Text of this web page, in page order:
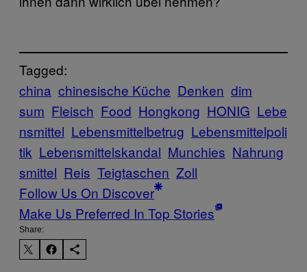
Tagged:
china chinesische Küche Denken dim
sum Fleisch Food Hongkong HONIG Lebe
nsmittel Lebensmittelbetrug Lebensmittelpoli
tik Lebensmittelskandal Munchies Nahrung
smittel Reis Teigtaschen Zoll
Follow Us On Discover
Make Us Preferred In Top Stories
Share: